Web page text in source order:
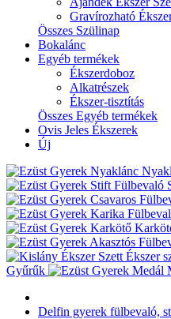
Gravírozható
Összes Szülinap
Bokalánc
Egyéb termékek
Ékszerdoboz
Alkatrészek
Ékszer-tisztítás
Összes Egyéb termékek
Ovis Jeles Ékszerek
Új
Ékszer
Gyűrűk
Delfin gyerek fülbevaló,